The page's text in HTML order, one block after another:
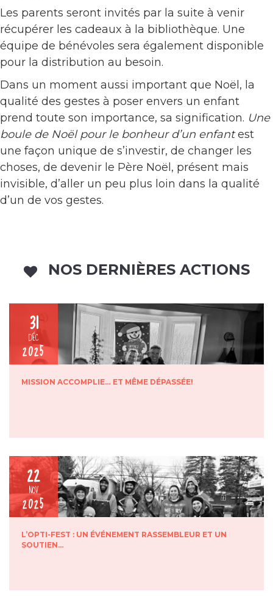
Les parents seront invités par la suite à venir
récupérer les cadeaux à la bibliothèque. Une
équipe de bénévoles sera également disponible
pour la distribution au besoin.
Dans un moment aussi important que Noël, la
qualité des gestes à poser envers un enfant
prend toute son importance, sa signification. Une
boule de Noël pour le bonheur d’un enfantest
une façon unique de s’investir, de changer les
choses, de devenir le Père Noël, présent mais
invisible, d’aller un peu plus loin dans la qualité
d’un de vos gestes.
NOS DERNIÈRES ACTIONS
31
DÉC
2025
MISSION ACCOMPLIE… ET MÊME DÉPASSÉE!
22
NOV
2025
L’OPTI-FEST : UN ÉVÉNEMENT RASSEMBLEUR ET UN
SOUTIEN…